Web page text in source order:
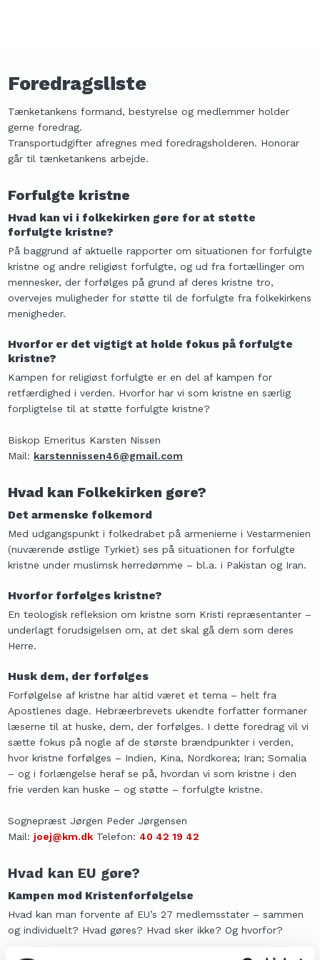
Foredragsliste​
​Tænketankens formand, bestyrelse og medlemmer holder
gerne foredrag.
​Transportudgifter afregnes med foredragsholderen. Honorar
går til tænketankens arbejde.
​F​orfulgte kristne
​Hvad kan vi i folkekirken gøre for at støtte
forfulgte kristne?
På baggrund af aktuelle rapporter om situationen for forfulgte
kristne og andre religiøst forfulgte, og ud fra fortællinger om
mennesker, der forfølges på grund af deres kristne tro,
overvejes muligheder for støtte til de forfulgte fra folkekirkens
menigheder.
Hvor​for er det vigtigt at holde fokus på forfulgte
kristne?
Kampen for religiøst forfulgte er en del af kampen for
retfærdighed i verden. Hvorfor har vi som kristne en særlig
forpligtelse til at støtte forfulgte kristne?
Biskop Emeritus Karsten Nissen
Mail: karstennissen46@gmail.com
H​vad kan Folkekirken gøre?​
​Det armenske folkemord
Med udgangspunkt i folkedrabet på armenierne i Vestarmenien
(nuværende østlige Tyrkiet) ses på situationen for forfulgte
kristne under muslimsk herredømme – bl.a. i Pakistan og Iran.
Hvorfor forfølges kristne?
En teologisk refleksion om kristne som Kristi repræsentanter –
underlagt forudsigelsen om, at det skal gå dem som deres
Herre.
Husk dem, der forfølges
Forfølgelse af kristne har altid været et tema – helt fra
Apostlenes dage. Hebræerbrevets ukendte forfatter formaner
læserne til at huske, dem, der forfølges. I dette foredrag vil vi
sætte fokus på nogle af de største brændpunkter i verden,
hvor kristne forfølges – Indien, Kina, Nordkorea; Iran; Somalia
– og i forlængelse heraf se på, hvordan vi som kristne i den
frie verden kan huske – og støtte – forfulgte kristne.
Sognepræst Jørgen Peder Jørgensen
Mail: joej@km.dkTelefon: 40 42 19 42
Hvad kan EU gøre?
Kampen mod Kristenforfølgelse
Hvad kan man forvente af EU’s 27 medlemsstater – sammen
og individuelt? Hvad gøres? Hvad sker ikke? Og hvorfor?